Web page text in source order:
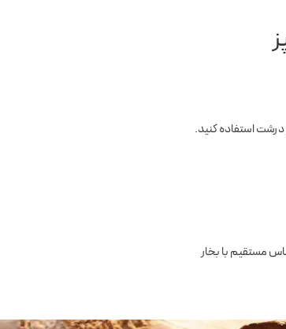
درشت استفاده کنید.
مستقیم با بخار